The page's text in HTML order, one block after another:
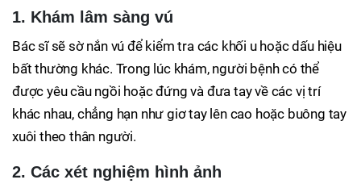
1. Khám lâm sàng vú
Bác sĩ sẽ sờ nắn vú để kiểm tra các khối u hoặc dấu hiệu
bất thường khác. Trong lúc khám, người bệnh có thể
được yêu cầu ngồi hoặc đứng và đưa tay về các vị trí
khác nhau, chẳng hạn như giơ tay lên cao hoặc buông tay
xuôi theo thân người.
2. Các xét nghiệm hình ảnh